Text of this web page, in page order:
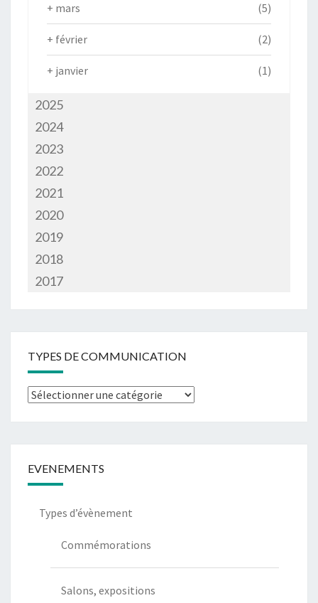
+ mars (5)
+ février (2)
+ janvier (1)
2025
2024
2023
2022
2021
2020
2019
2018
2017
TYPES DE COMMUNICATION
Types
EVENEMENTS
Types d’évènement
Commémorations
Salons, expositions